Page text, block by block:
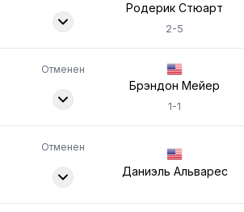
Родерик Стюарт
2-5
Отменен
Брэндон Мейер
1-1
Отменен
Даниэль Альварес